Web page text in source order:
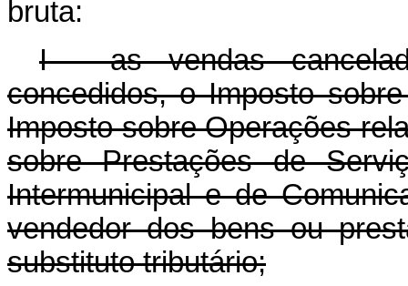
bruta:
I - as vendas
concedidos, o Imposto
Imposto sobre Operações
sobre Prestações de
Intermunicipal e de
vendedor dos bens ou
substituto tributário;